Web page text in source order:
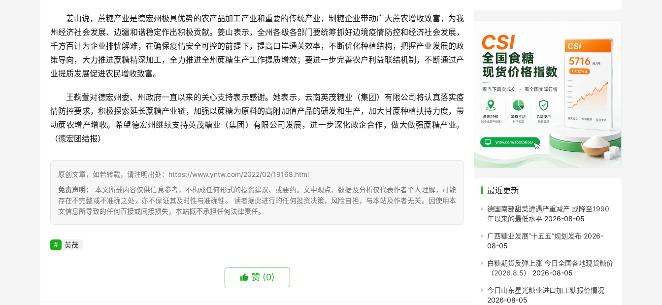
姜山说，蔗糖产业是德宏州极具优势的农产品加工产业和重要的传统产业，制糖企业带动广大蔗农增收致富，为我
州经济社会发展、边疆和谐稳定作出积极贡献。姜山表示，全州各级各部门要统筹抓好边境疫情防控和经济社会发展，
千方百计为企业排忧解难，在确保疫情安全可控的前提下，提高口岸通关效率，不断优化种植结构，把握产业发展的政
策导向，大力推进蔗糖精深加工，全力推进全州蔗糖生产工作提质增效；要进一步完善农户利益联结机制，不断通过产
业提质发展促进农民增收致富。
王鞠萱对德宏州委、州政府一直以来的关心支持表示感谢。她表示，云南英茂糖业（集团）有限公司将认真落实疫
情防控要求，积极探索延长蔗糖产业链，加强以蔗糖为原料的高附加值产品的研发和生产，加大甘蔗种植扶持力度，带
动蔗农增产增收。希望德宏州继续支持英茂糖业（集团）有限公司发展，进一步深化政企合作，做大做强蔗糖产业。
（德宏团结报）
原创文章，如若转载，请注明出处：https://www.yntw.com/2022/02/19168.html
免责声明：
本文所载内容仅供信息参考，不构成任何形式的投资建议、或要约。文中观点、数据及分析仅代表作者个人理解，可能
存在不完整或不准确之处，亦不保证其及时性与准确性。 读者据此进行的任何投资决策，风险自担，与本站及作者无关。因使用本
文信息所导致的任何直接或间接损失，本站概不承担任何法律责任。
英茂
赞 (0)
最近更新
德国南部甜菜遭遇严重减产 或降至1990
年以来的最低水平 2026-08-05
广西糖业发展“十五五”规划发布 2026-
08-05
白糖期货反弹上涨 今日全国各地现货糖价
（2026.8.5）
2026-08-05
今日山东星光糖业进口加工糖报价情况
2026-08-05